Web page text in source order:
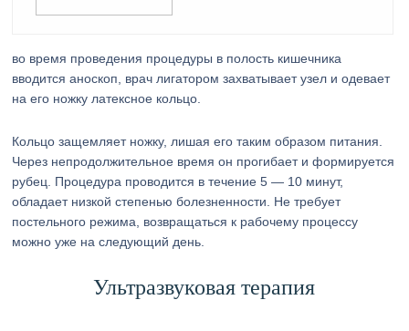
во время проведения процедуры в полость кишечника
вводится аноскоп, врач лигатором захватывает узел и одевает
на его ножку латексное кольцо.
Кольцо защемляет ножку, лишая его таким образом питания.
Через непродолжительное время он прогибает и формируется
рубец. Процедура проводится в течение 5 — 10 минут,
обладает низкой степенью болезненности. Не требует
постельного режима, возвращаться к рабочему процессу
можно уже на следующий день.
Ультразвуковая терапия